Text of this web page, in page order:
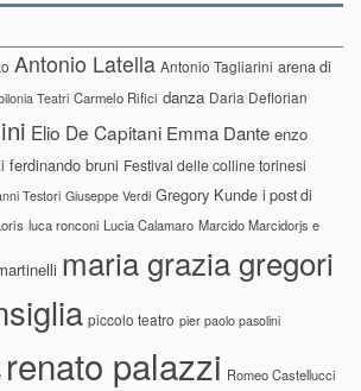
Antonio Latella Antonio Tagliarini arena di
Teatri Carmelo Rifici danza Daria Deflorian
Elio De Capitani Emma Dante enzo
ferdinando bruni Festival delle colline torinesi
Testori Giuseppe Verdi Gregory Kunde i post di
luca ronconi Lucia Calamaro Marcido Marcidorjs e
maria grazia gregori
piccolo teatro pier paolo pasolini
renato palazzi Romeo Castellucci